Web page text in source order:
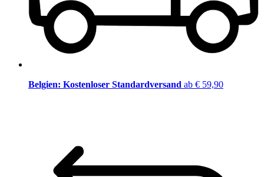
Belgien: Kostenloser Standardversand ab € 59,90